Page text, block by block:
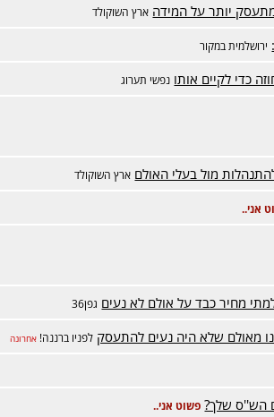
יותר על המידה ארץ השוקולד
ירושלמית במקור
כדי לקיים אותו נפשי תערוג
מול בעלי האולם ארץ השוקולד
אני..
מחיר כבד על אולם לא נעים גפן36
מאולם שלא היה נעים להתעסק לפניו ברננה! אחרונה
הש''ס שלך? פשוט אני..